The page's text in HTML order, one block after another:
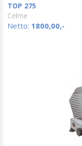
TOP 275
Celme
Netto: 1800,00,-